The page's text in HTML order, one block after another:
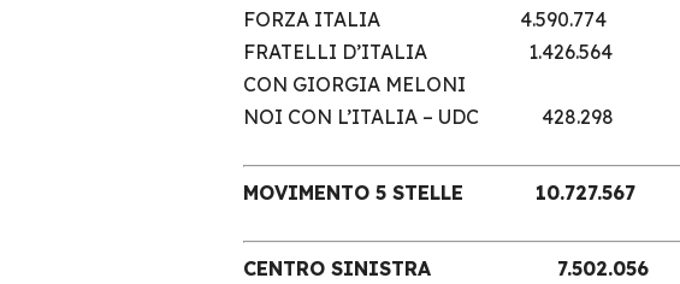
FORZA ITALIA
FRATELLI D’ITALIA
CON GIORGIA MELONI
NOI CON L’ITALIA – UDC
MOVIMENTO 5 STELLE
CENTRO SINISTRA